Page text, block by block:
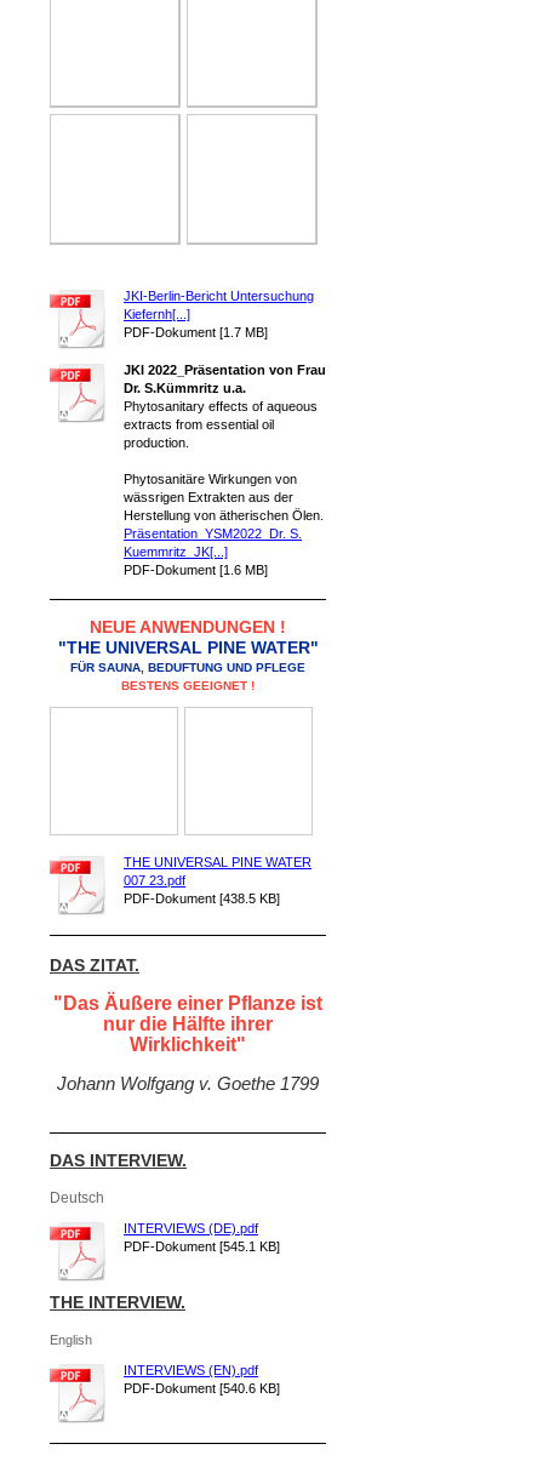
JKI-Berlin-Bericht Untersuchung
Kiefernh[...]
PDF-Dokument [1.7 MB]
JKI 2022_Präsentation von Frau
Dr. S.Kümmritz u.a.
Phytosanitary effects of aqueous
extracts from essential oil
production.
Phytosanitäre Wirkungen von
wässrigen Extrakten aus der
Herstellung von ätherischen Ölen.
Präsentation_YSM2022_Dr. S.
Kuemmritz_JK[...]
PDF-Dokument [1.6 MB]
NEUE ANWENDUNGEN !
"THE UNIVERSAL PINE WATER"
FÜR SAUNA, BEDUFTUNG UND PFLEGE
BESTENS GEEIGNET !
THE UNIVERSAL PINE WATER
007 23.pdf
PDF-Dokument [438.5 KB]
DAS ZITAT.
"Das Äußere einer Pflanze ist
nur die Hälfte ihrer
Wirklichkeit"
Johann Wolfgang v. Goethe 1799
DAS INTERVIEW.
Deutsch
INTERVIEWS (DE).pdf
PDF-Dokument [545.1 KB]
THE INTERVIEW.
English
INTERVIEWS (EN).pdf
PDF-Dokument [540.6 KB]